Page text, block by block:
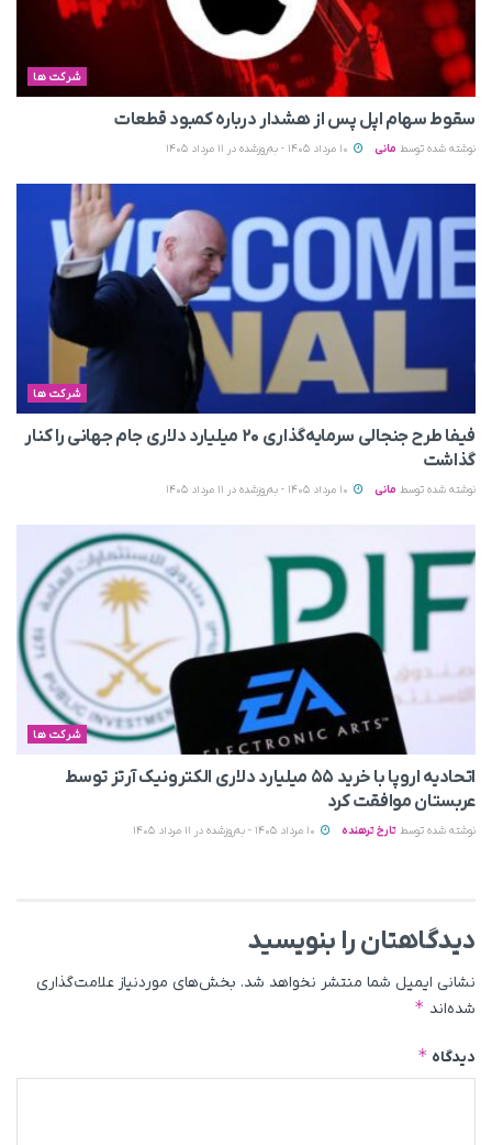
شرکت ها
سقوط سهام اپل پس از هشدار درباره کمبود قطعات
نوشته شده توسط مانی
شرکت ها
فیفا طرح جنجالی سرمایه‌گذاری ۲۰ میلیارد دلاری جام جهانی را کنار
گذاشت
نوشته شده توسط مانی
شرکت ها
اتحادیه اروپا با خرید ۵۵ میلیارد دلاری الکترونیک آرتز توسط
عربستان موافقت کرد
نوشته شده توسط تارخ ترهنده
دیدگاهتان را بنویسید
نشانی ایمیل شما منتشر نخواهد شد. بخش‌های موردنیاز علامت‌گذاری
شده‌اند *
دیدگاه *